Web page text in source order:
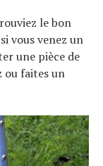
le bon
vous venez un
une pièce de
ou faites un